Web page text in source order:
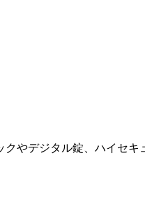
やデジタル錠、ハイセキ